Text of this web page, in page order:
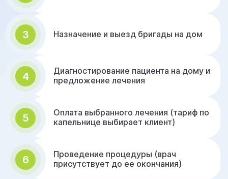
3 Назначение и выезд бригады на дом
4
Диагностирование пациента на дому и
предложение лечения
5
Оплата выбранного лечения (тариф по
капельнице выбирает клиент)
6
Проведение процедуры (врач
присутствует до ее окончания)